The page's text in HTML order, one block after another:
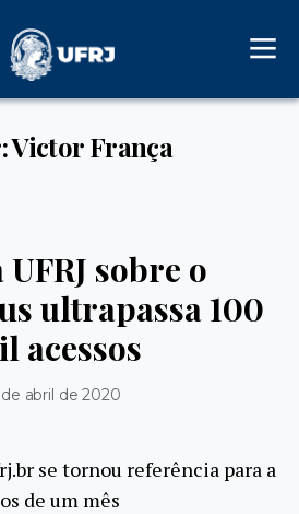
Victor França
UFRJ sobre o
ultrapassa 100
acessos
abril de 2020
se tornou referência para a
de um mês